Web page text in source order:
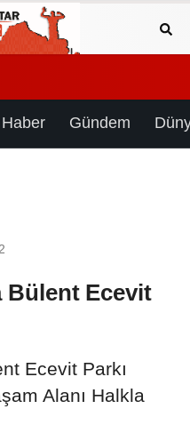
Gündem
Bülent Ecevit
Ecevit Parkı
Alanı Halkla